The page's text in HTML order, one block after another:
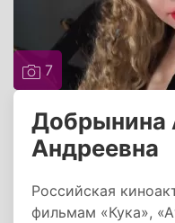
7
Добрынина
Андреевна
Российская
фильмам «Кука»,